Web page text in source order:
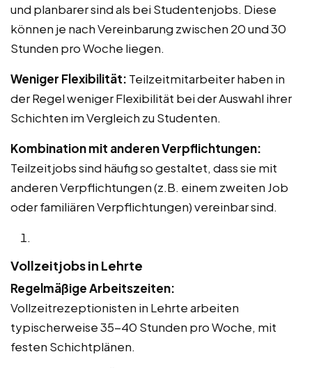
und planbarer sind als bei Studentenjobs. Diese
können je nach Vereinbarung zwischen 20 und 30
Stunden pro Woche liegen.
Weniger Flexibilität: Teilzeitmitarbeiter haben in
der Regel weniger Flexibilität bei der Auswahl ihrer
Schichten im Vergleich zu Studenten.
Kombination mit anderen Verpflichtungen:
Teilzeitjobs sind häufig so gestaltet, dass sie mit
anderen Verpflichtungen (z.B. einem zweiten Job
oder familiären Verpflichtungen) vereinbar sind.
Vollzeitjobs in Lehrte
Regelmäßige Arbeitszeiten:
Vollzeitrezeptionisten in Lehrte arbeiten
typischerweise 35-40 Stunden pro Woche, mit
festen Schichtplänen.